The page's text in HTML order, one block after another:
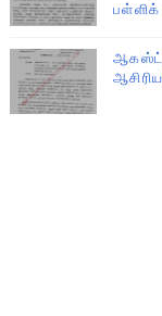
பள்ளிக்
ஆகஸ்ட்